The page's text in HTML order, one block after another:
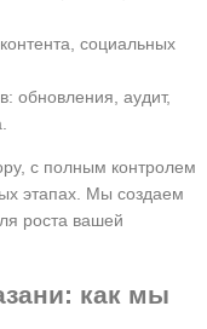
социальных
обновления, аудит,
с полным контролем
этапах. Мы создаем
роста вашей
как мы